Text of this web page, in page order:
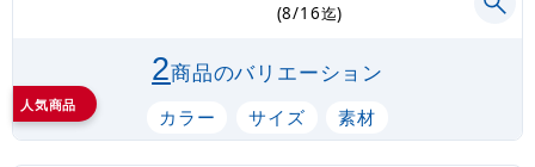
人気商品
(8/16迄)
2商品のバリエーション
カラー サイズ 素材